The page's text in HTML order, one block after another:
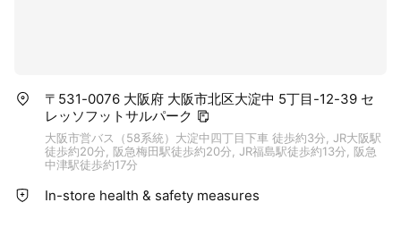
〒531-0076 大阪府 大阪市北区大淀中 5丁目-12-39 セ
レッソフットサルパーク
大阪市営バス（58系統）大淀中四丁目下車 徒歩約3分, JR大阪駅
徒歩約20分, 阪急梅田駅徒歩約20分, JR福島駅徒歩約13分, 阪急
中津駅徒歩約17分
In-store health & safety measures